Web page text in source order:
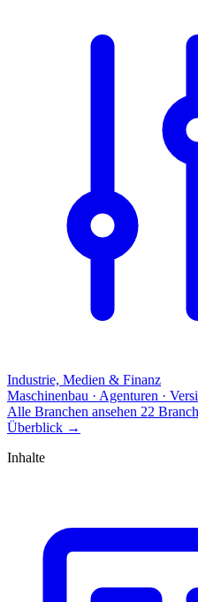
Industrie, Medien & Finanz
Maschinenbau · Agenturen ·
Alle Branchen ansehen 22
Überblick →
Inhalte